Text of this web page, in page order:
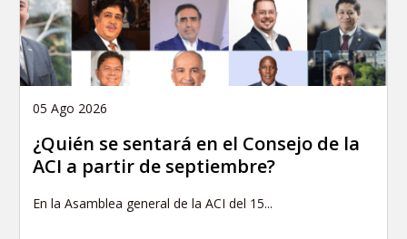
05 Ago 2026
¿Quién se sentará en el Consejo de la
ACI a partir de septiembre?
En la Asamblea general de la ACI del 15...